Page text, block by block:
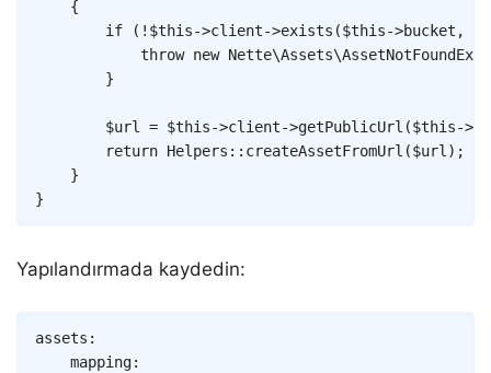
{
if
( ! $this->client->exists ($this->bucket ,
throw new Nette\Assets\
}
$url = $this->client->getPublicUrl ($this->
return Helpers :: createAssetFromUrl ($url ) ;
}
}
Yapılandırmada kaydedin:
assets :
mapping: